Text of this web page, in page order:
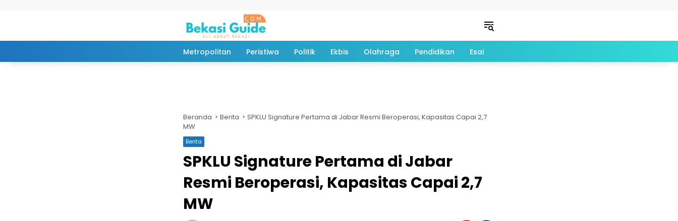
Metropolitan Peristiwa Politik Ekbis Olahraga Pendidikan Esai
Beranda Berita
SPKLU Signature Pertama di Jabar Resmi Beroperasi, Kapasitas Capai 2,7
MW
Berita
SPKLU Signature Pertama di Jabar
Resmi Beroperasi, Kapasitas Capai 2,7
MW